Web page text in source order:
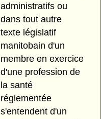
administratifs ou
dans tout autre
texte législatif
manitobain d'un
membre en exercice
d'une profession de
la santé
réglementée
s'entendent d'un